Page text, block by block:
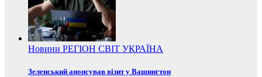
Новини РЕГІОН СВІТ УКРАЇНА
Зеленський анонсував візит у Вашингтон